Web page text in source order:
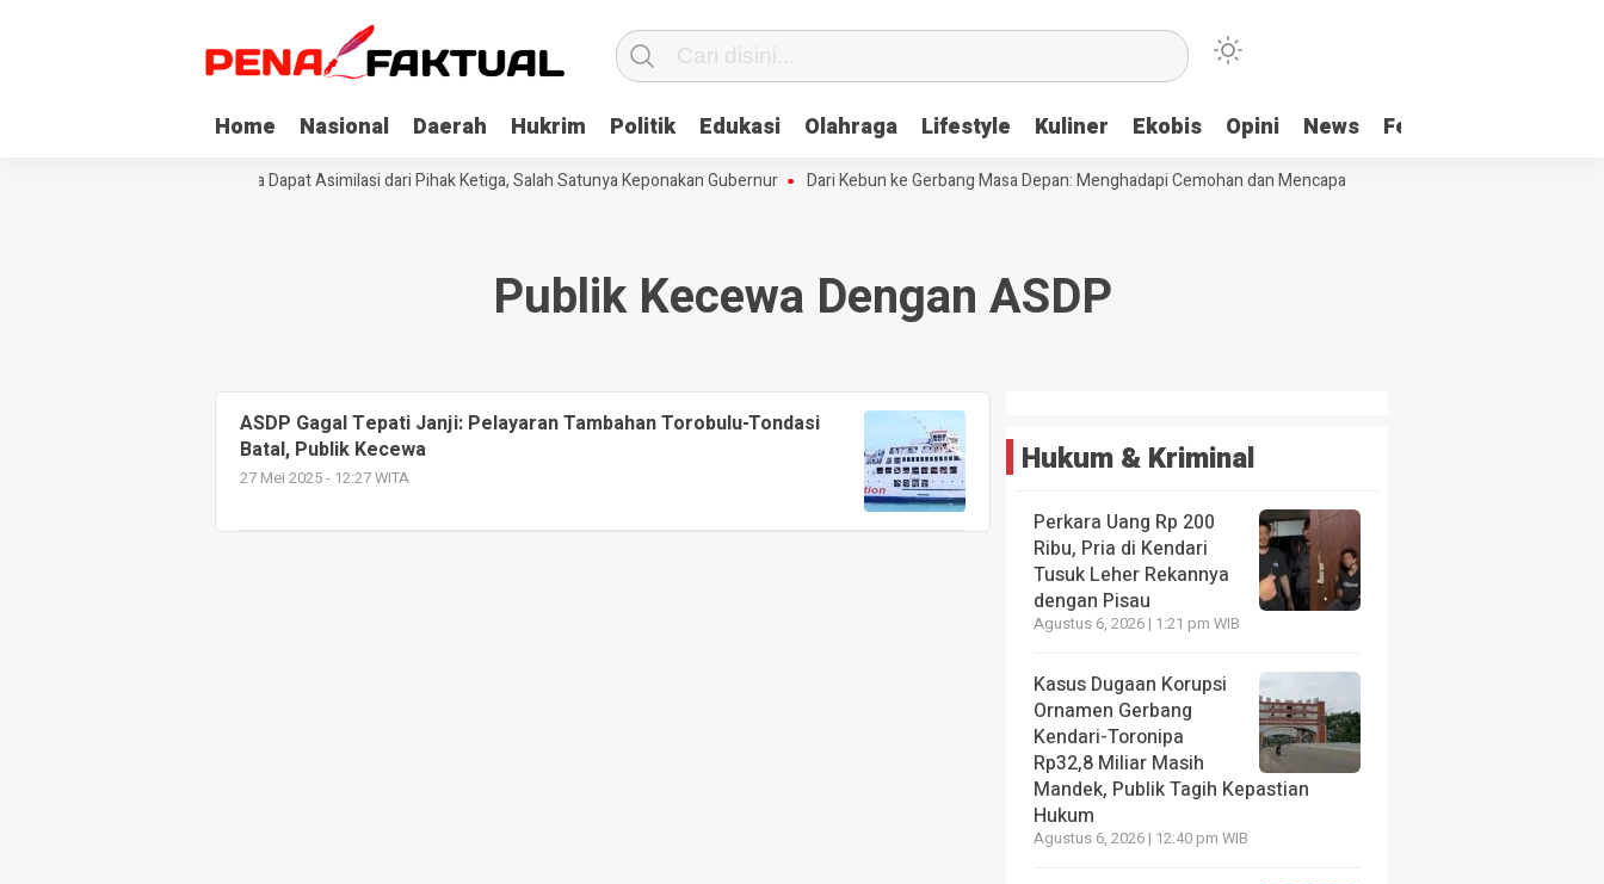
Home Nasional Daerah Hukrim Politik Edukasi Olahraga Lifestyle Kuliner Ekobis Opini News Feature
Tiga Napi Korupsi di Sultra Dapat Asimilasi dari Pihak Ketiga, Salah Satunya Keponakan Gubernur Dari Kebun ke Gerbang Masa Depan: Menghadapi Cemohan dan Mencapai Impian
Publik Kecewa Dengan ASDP
ASDP Gagal Tepati Janji: Pelayaran Tambahan Torobulu-Tondasi
Batal, Publik Kecewa
27 Mei 2025 - 12:27 WITA Hukum & Kriminal
Perkara Uang Rp 200
Ribu, Pria di Kendari
Tusuk Leher Rekannya
dengan Pisau
Agustus 6, 2026 | 1:21 pm WIB
Kasus Dugaan Korupsi
Ornamen Gerbang
Kendari-Toronipa
Rp32,8 Miliar Masih
Mandek, Publik Tagih Kepastian
Hukum
Agustus 6, 2026 | 12:40 pm WIB